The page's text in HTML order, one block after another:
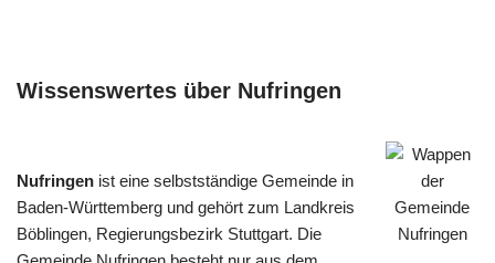
Wissenswertes über Nufringen
Nufringen ist eine selbstständige Gemeinde in
Baden-Württemberg und gehört zum Landkreis
Böblingen, Regierungsbezirk Stuttgart. Die